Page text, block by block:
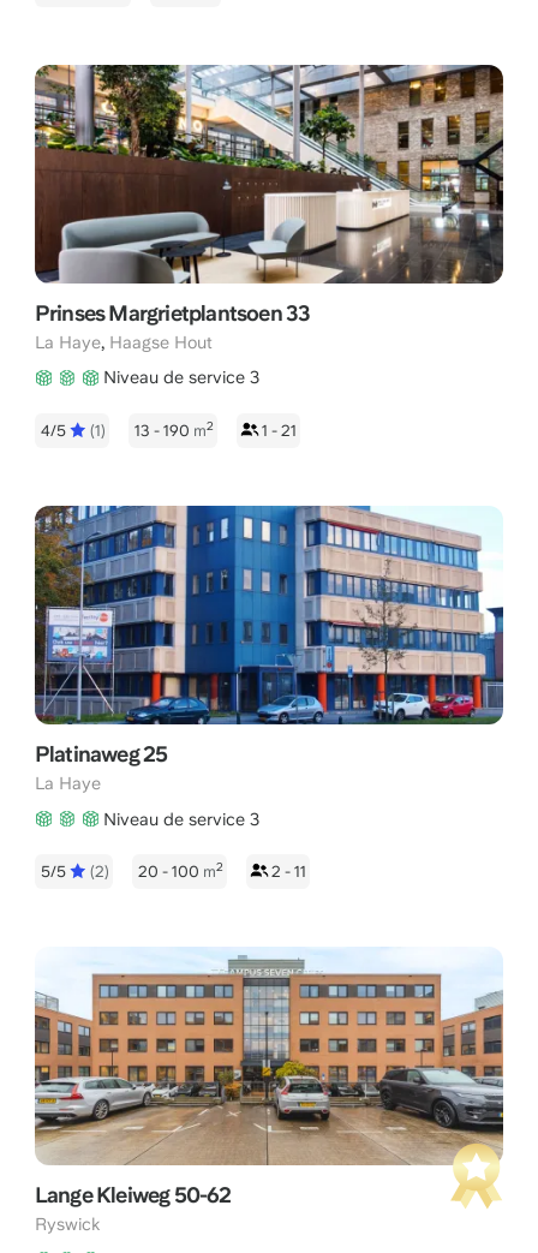
Prinses Margrietplantsoen 33
La Haye, Haagse Hout
Niveau de service 3
4/5 (1) 13 - 190 m2 1 - 21
Platinaweg 25
La Haye
Niveau de service 3
5/5 (2) 20 - 100 m2 2 - 11
Lange Kleiweg 50-62
Ryswick